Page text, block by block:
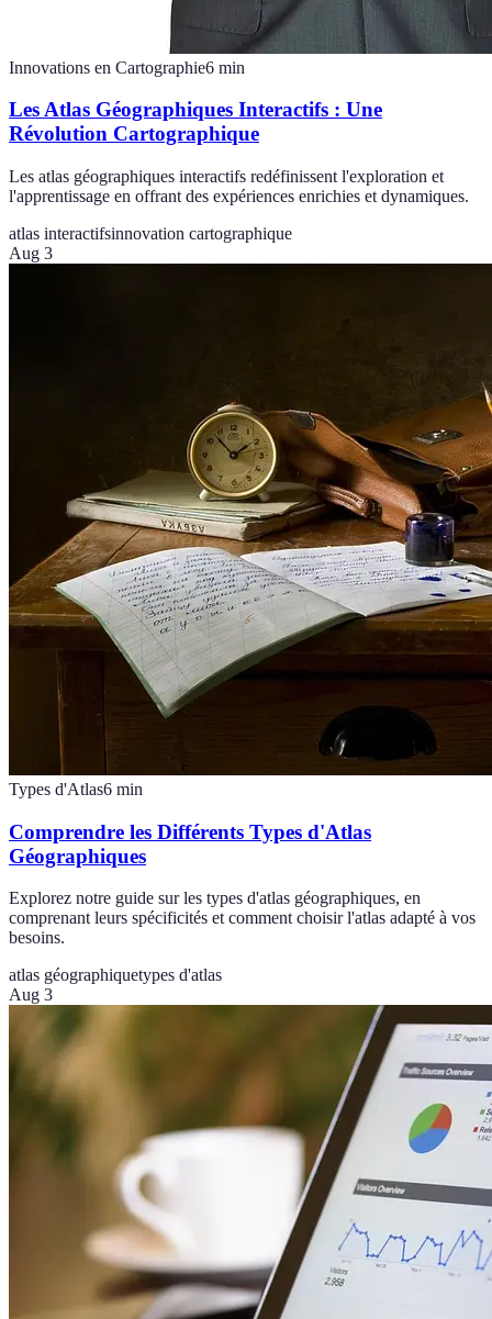
Innovations en Cartographie6 min
Les Atlas Géographiques Interactifs : Une
Révolution Cartographique
Les atlas géographiques interactifs redéfinissent l'exploration et
l'apprentissage en offrant des expériences enrichies et dynamiques.
atlas interactifsinnovation cartographique
Aug 3
Types d'Atlas6 min
Comprendre les Différents Types d'Atlas
Géographiques
Explorez notre guide sur les types d'atlas géographiques, en
comprenant leurs spécificités et comment choisir l'atlas adapté à vos
besoins.
atlas géographiquetypes d'atlas
Aug 3